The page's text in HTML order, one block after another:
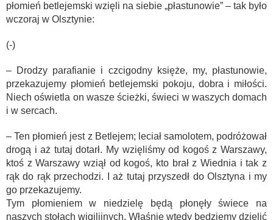
płomień betlejemski wzięli na siebie „płastunowie” – tak było
wczoraj w Olsztynie:
(-)
– Drodzy parafianie i czcigodny księże, my, płastunowie,
przekazujemy płomień betlejemski pokoju, dobra i miłości.
Niech oświetla on wasze ścieżki, świeci w waszych domach
i w sercach.
– Ten płomień jest z Betlejem; leciał samolotem, podróżował
drogą i aż tutaj dotarł. My wzięliśmy od kogoś z Warszawy,
ktoś z Warszawy wziął od kogoś, kto brał z Wiednia i tak z
rąk do rąk przechodzi. I aż tutaj przyszedł do Olsztyna i my
go przekazujemy.
Tym płomieniem w niedzielę będą płonęły świece na
naszych stołach wigilijnych. Właśnie wtedy będziemy dzielić